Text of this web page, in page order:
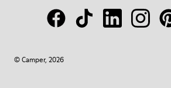
© Camper, 2026